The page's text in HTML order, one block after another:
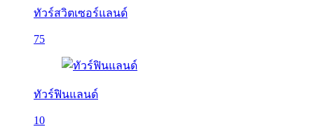
ทัวร์สวิตเซอร์แลนด์
75
ทัวร์ฟินแลนด์
10